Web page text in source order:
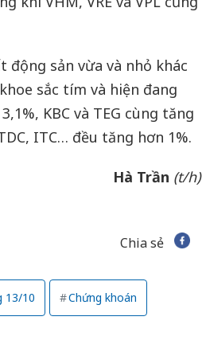
động sản vừa và nhỏ khác
sắc tím và hiện đang
KBC và TEG cùng tăng
ITC… đều tăng hơn 1%.
Hà Trần (t/h)
Chia sẻ
13/10 Chứng khoán